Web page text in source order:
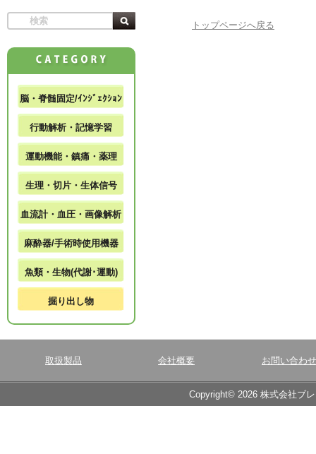
トップページへ戻る
脳・脊髄固定/ｲﾝｼﾞｪｸｼｮﾝ
行動解析・記憶学習
運動機能・鎮痛・薬理
生理・切片・生体信号
血流計・血圧・画像解析
麻酔器/手術時使用機器
魚類・生物(代謝･運動)
掘り出し物
取扱製品 会社概要 お問い合わせ
Copyright© 2026 株式会社ブ